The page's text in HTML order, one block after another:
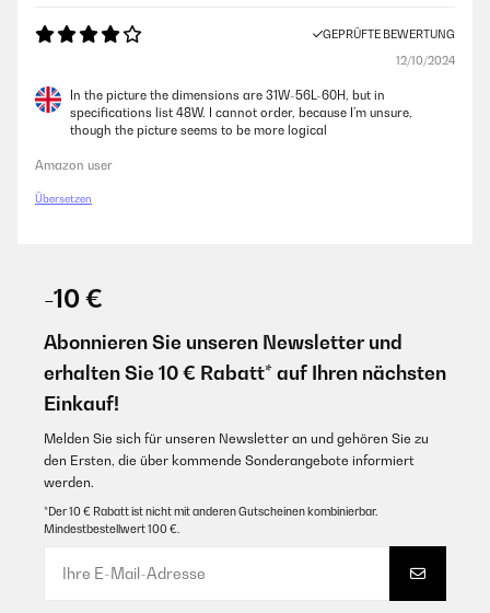
GEPRÜFTE BEWERTUNG
12/10/2024
In the picture the dimensions are 31W-56L-60H, but in
specifications list 48W. I cannot order, because I’m unsure,
though the picture seems to be more logical
Amazon user
Übersetzen
-10 €
Abonnieren Sie unseren Newsletter und
erhalten Sie 10 € Rabatt* auf Ihren nächsten
Einkauf!
Melden Sie sich für unseren Newsletter an und gehören Sie zu
den Ersten, die über kommende Sonderangebote informiert
werden.
*Der 10 € Rabatt ist nicht mit anderen Gutscheinen kombinierbar.
Mindestbestellwert 100 €.